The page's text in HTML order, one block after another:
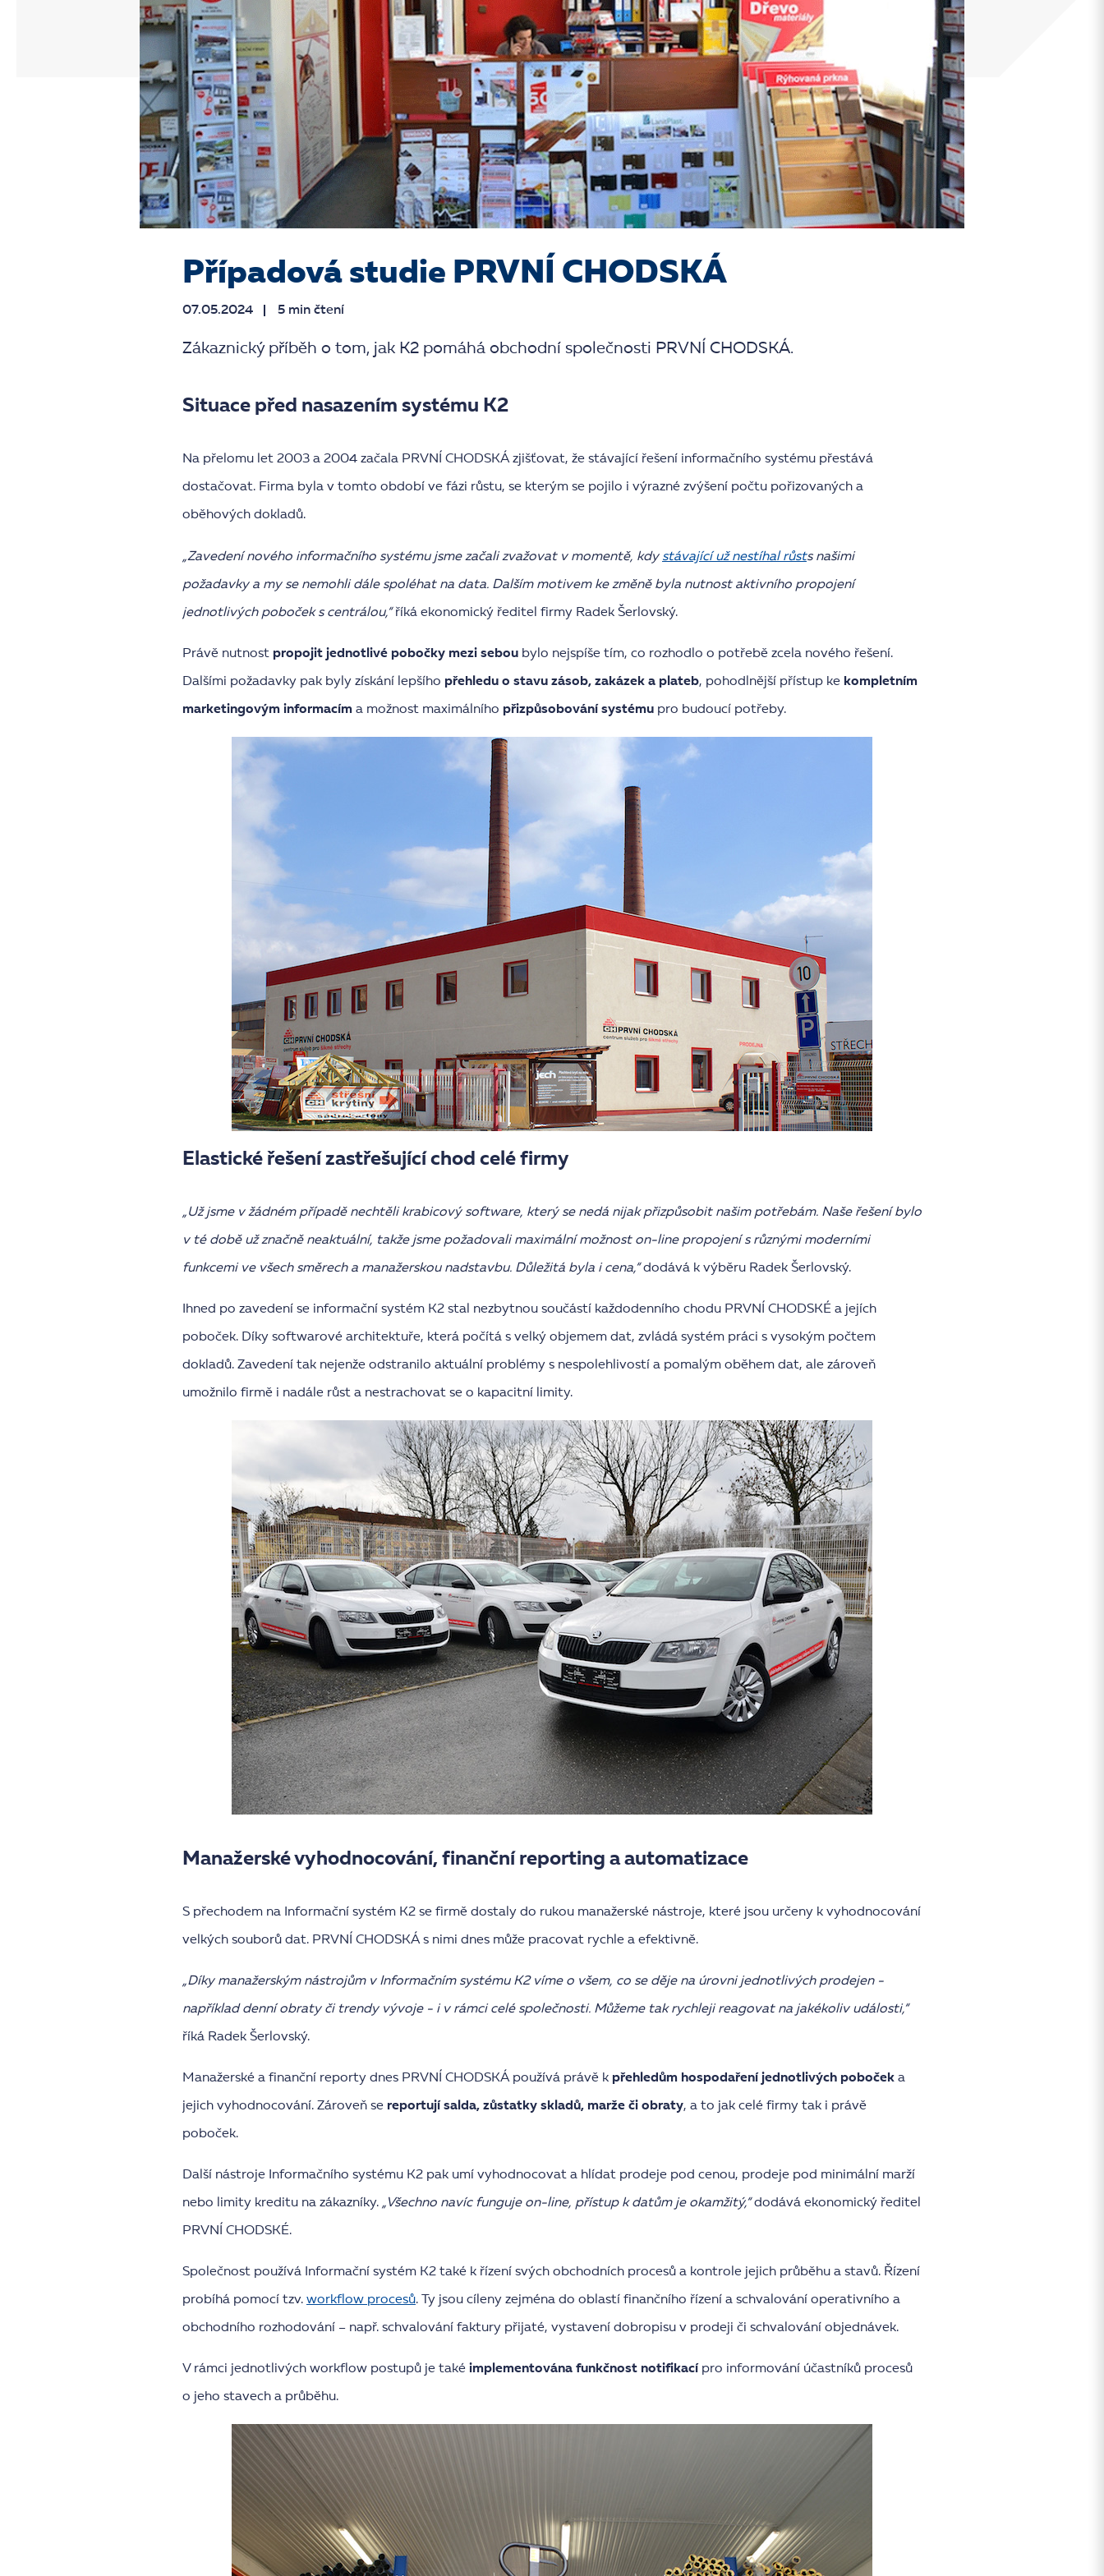
Případová studie PRVNÍ CHODSKÁ
07.05.2024 5 min čtení
Zákaznický příběh o tom, jak K2 pomáhá obchodní společnosti PRVNÍ CHODSKÁ.
Situace před nasazením systému K2
Na přelomu let 2003 a 2004 začala PRVNÍ CHODSKÁ zjišťovat, že stávající řešení informačního systému přestává
dostačovat. Firma byla v tomto období ve fázi růstu, se kterým se pojilo i výrazné zvýšení počtu pořizovaných a
oběhových dokladů.
„Zavedení nového informačního systému jsme začali zvažovat v momentě, kdy stávající už nestíhal růsts našimi
požadavky a my se nemohli dále spoléhat na data. Dalším motivem ke změně byla nutnost aktivního propojení
jednotlivých poboček s centrálou,“říká ekonomický ředitel firmy Radek Šerlovský.
Právě nutnost propojit jednotlivé pobočky mezi sebou bylo nejspíše tím, co rozhodlo o potřebě zcela nového řešení.
Dalšími požadavky pak byly získání lepšího přehledu o stavu zásob, zakázek a plateb, pohodlnější přístup ke kompletním
marketingovým informacím a možnost maximálního přizpůsobování systému pro budoucí potřeby.
Elastické řešení zastřešující chod celé firmy
„Už jsme v žádném případě nechtěli krabicový software, který se nedá nijak přizpůsobit našim potřebám. Naše řešení bylo
v té době už značně neaktuální, takže jsme požadovali maximální možnost on-line propojení s různými moderními
funkcemi ve všech směrech a manažerskou nadstavbu. Důležitá byla i cena,“dodává k výběru Radek Šerlovský.
Ihned po zavedení se informační systém K2 stal nezbytnou součástí každodenního chodu PRVNÍ CHODSKÉ a jejích
poboček. Díky softwarové architektuře, která počítá s velký objemem dat, zvládá systém práci s vysokým počtem
dokladů. Zavedení tak nejenže odstranilo aktuální problémy s nespolehlivostí a pomalým oběhem dat, ale zároveň
umožnilo firmě i nadále růst a nestrachovat se o kapacitní limity.
Manažerské vyhodnocování, finanční reporting a automatizace
S přechodem na Informační systém K2 se firmě dostaly do rukou manažerské nástroje, které jsou určeny k vyhodnocování
velkých souborů dat. PRVNÍ CHODSKÁ s nimi dnes může pracovat rychle a efektivně.
„Díky manažerským nástrojům v Informačním systému K2 víme o všem, co se děje na úrovni jednotlivých prodejen -
například denní obraty či trendy vývoje - i v rámci celé společnosti. Můžeme tak rychleji reagovat na jakékoliv události,“
říká Radek Šerlovský.
Manažerské a finanční reporty dnes PRVNÍ CHODSKÁ používá právě k přehledům hospodaření jednotlivých poboček a
jejich vyhodnocování. Zároveň se reportují salda, zůstatky skladů, marže či obraty, a to jak celé firmy tak i právě
poboček.
Další nástroje Informačního systému K2 pak umí vyhodnocovat a hlídat prodeje pod cenou, prodeje pod minimální marží
nebo limity kreditu na zákazníky. „Všechno navíc funguje on-line, přístup k datům je okamžitý,“dodává ekonomický ředitel
PRVNÍ CHODSKÉ.
Společnost používá Informační systém K2 také k řízení svých obchodních procesů a kontrole jejich průběhu a stavů. Řízení
probíhá pomocí tzv. workflow procesů. Ty jsou cíleny zejména do oblastí finančního řízení a schvalování operativního a
obchodního rozhodování – např. schvalování faktury přijaté, vystavení dobropisu v prodeji či schvalování objednávek.
V rámci jednotlivých workflow postupů je také implementována funkčnost notifikací pro informování účastníků procesů
o jeho stavech a průběhu.